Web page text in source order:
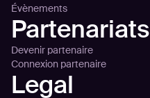
Évènements
Partenariats
Devenir partenaire
Connexion partenaire
Legal